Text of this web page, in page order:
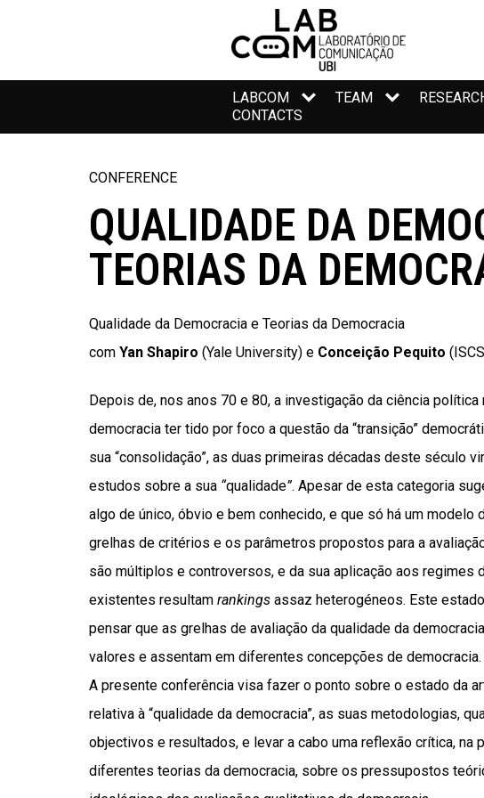
LABCOM TEAM
CONTACTS
CONFERENCE
QUALIDADE DA
TEORIAS DA
Qualidade da Democracia e Teorias da Democracia
com Yan Shapiro (Yale University) e Conceição Pequito
Depois de, nos anos 70 e 80, a investigação da ciência política
democracia ter tido por foco a questão da “transição”
sua “consolidação”, as duas primeiras décadas deste século
estudos sobre a sua “qualidade”. Apesar de esta categoria
algo de único, óbvio e bem conhecido, e que só há um modelo
grelhas de critérios e os parâmetros propostos para a
são múltiplos e controversos, e da sua aplicação aos regimes
existentes resultam rankings assaz heterogéneos. Este
pensar que as grelhas de avaliação da qualidade da
valores e assentam em diferentes concepções de democracia.
A presente conferência visa fazer o ponto sobre o estado da
relativa à “qualidade da democracia”, as suas metodologias,
objectivos e resultados, e levar a cabo uma reflexão crítica, na
diferentes teorias da democracia, sobre os pressupostos